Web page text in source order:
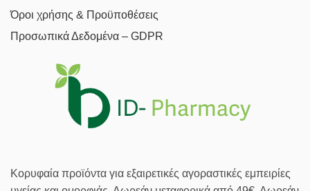
Όροι χρήσης & Προϋποθέσεις
Προσωπικά Δεδομένα – GDPR
Κορυφαία προϊόντα για εξαιρετικές αγοραστικές εμπειρίες